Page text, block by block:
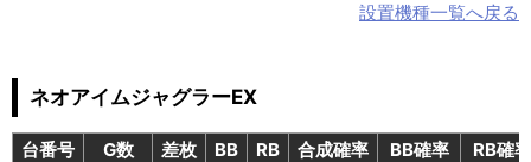
設置機種一覧へ戻る
ネオアイムジャグラーEX
台番号 G数 差枚 BB RB 合成確率 BB確率
RB確率